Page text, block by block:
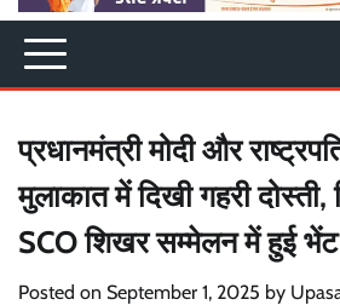
प्रधानमंत्री मोदी और
मुलाकात में दिखी गहरी दोस्ती,
SCO शिखर सम्मेलन में हुई भेंट
Posted on September 1, 2025 by